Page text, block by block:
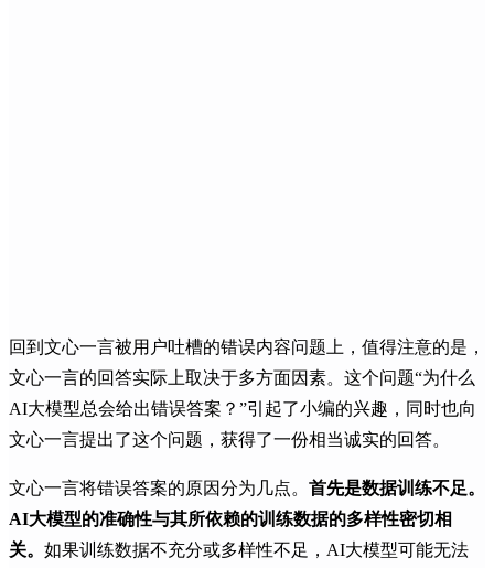
回到文心一言被用户吐槽的错误内容问题上，值得注意的是，
文心一言的回答实际上取决于多方面因素。这个问题“为什么
AI大模型总会给出错误答案？”引起了小编的兴趣，同时也向
文心一言提出了这个问题，获得了一份相当诚实的回答。
文心一言将错误答案的原因分为几点。 首先是数据训练不足。
AI大模型的准确性与其所依赖的训练数据的多样性密切相
关。 如果训练数据不充分或多样性不足，AI大模型可能无法